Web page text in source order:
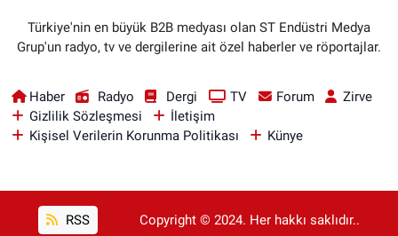
Türkiye'nin en büyük B2B medyası olan ST Endüstri Medya
Grup'un radyo, tv ve dergilerine ait özel haberler ve röportajlar.
Haber Radyo Dergi TV Forum
Zirve
Gizlilik Sözleşmesi
İletişim
Kişisel Verilerin Korunma Politikası
Künye
RSS Copyright © 2024. Her hakkı saklıdır..